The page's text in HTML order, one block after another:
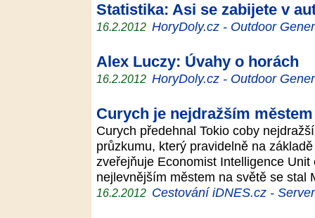
Statistika: Asi se zabijete v
16.2.2012 HoryDoly.cz - Outdoor
Alex Luczy: Úvahy o horách
16.2.2012 HoryDoly.cz - Outdoor
Curych je nejdražším
Curych předehnal Tokio coby
průzkumu, který pravidelně na
zveřejňuje Economist Intelligence
nejlevnějším městem na světě se
16.2.2012 Cestování iDNES.cz -